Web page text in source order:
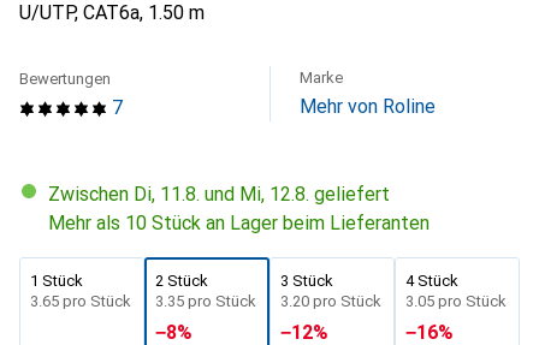
U/UTP, CAT6a, 1.50 m
7
Bewertungen Marke
Mehr von Roline
Zwischen Di, 11.8. und Mi, 12.8. geliefert
Mehr als 10 Stück an Lager beim Lieferanten
1 Stück
CHF
3.65 pro Stück
2 Stück
CHF
3.35 pro Stück
−8%
3 Stück
CHF
3.20 pro Stück
−12%
4 Stück
CHF
3.05 pro Stück
−16%